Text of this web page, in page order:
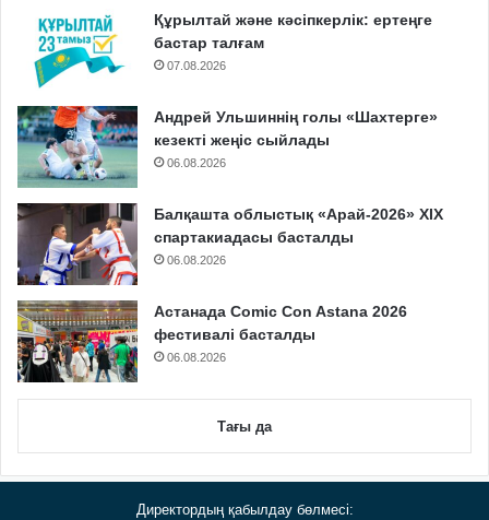
Құрылтай және кәсіпкерлік: ертеңге
бастар талғам
07.08.2026
Андрей Ульшиннің голы «Шахтерге»
кезекті жеңіс сыйлады
06.08.2026
Балқашта облыстық «Арай-2026» XIX
спартакиадасы басталды
06.08.2026
Астанада Comic Con Astana 2026
фестивалі басталды
06.08.2026
Тағы да
Директордың қабылдау бөлмесі: